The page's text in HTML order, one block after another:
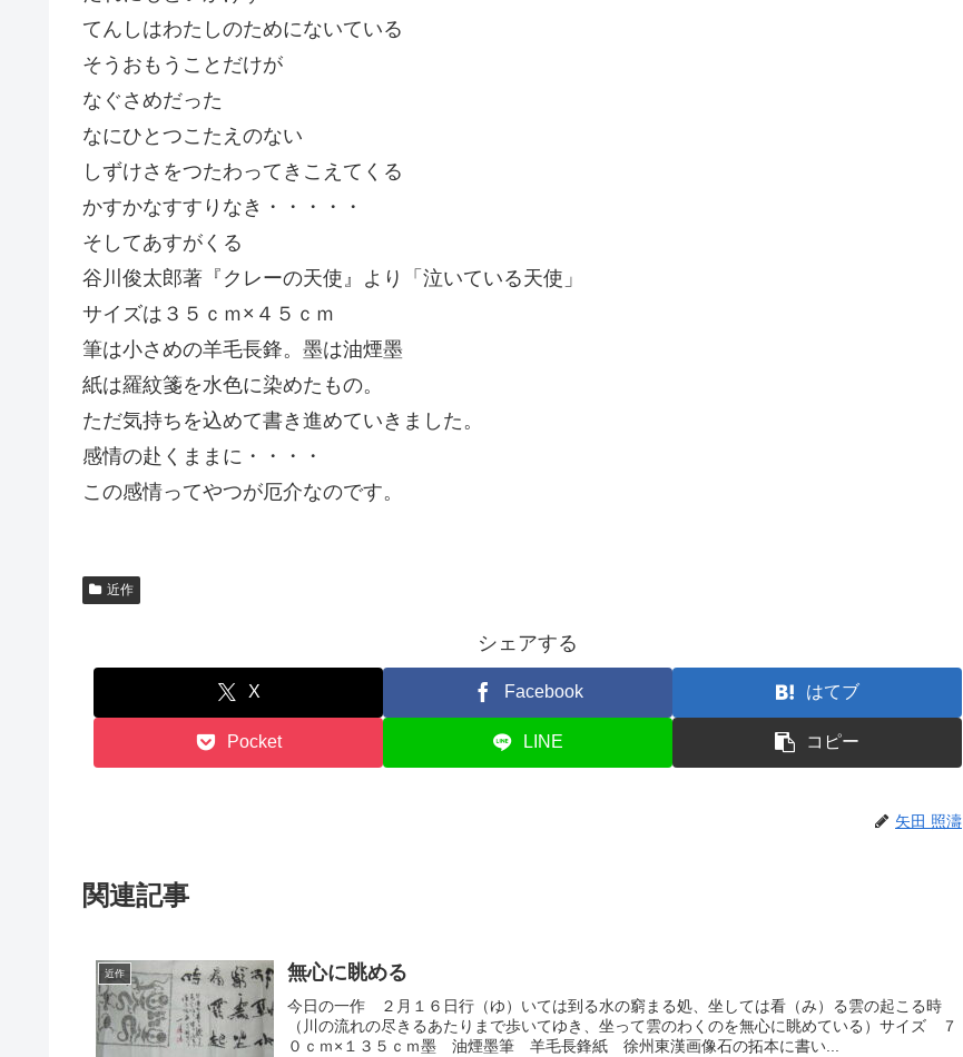
てんしはわたしのためにないている
そうおもうことだけが
なぐさめだった
なにひとつこたえのない
しずけさをつたわってきこえてくる
かすかなすすりなき・・・・・
そしてあすがくる
谷川俊太郎著『クレーの天使』より「泣いている天使」
サイズは３５ｃｍ×４５ｃｍ
筆は小さめの羊毛長鋒。墨は油煙墨
紙は羅紋箋を水色に染めたもの。
ただ気持ちを込めて書き進めていきました。
感情の赴くままに・・・・
この感情ってやつが厄介なのです。
近作
シェアする
X Facebook はてブ
Pocket LINE コピー
矢田 照濤
関連記事
近作 無心に眺める
今日の一作 ２月１６日行（ゆ）いては到る水の窮まる処、坐しては看（み）る雲の起こる時
（川の流れの尽きるあたりまで歩いてゆき、坐って雲のわくのを無心に眺めている）サイズ ７
０ｃｍ×１３５ｃｍ墨 油煙墨筆 羊毛長鋒紙 徐州東漢画像石の拓本に書い...